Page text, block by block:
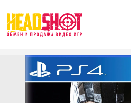
Назад → Каталог